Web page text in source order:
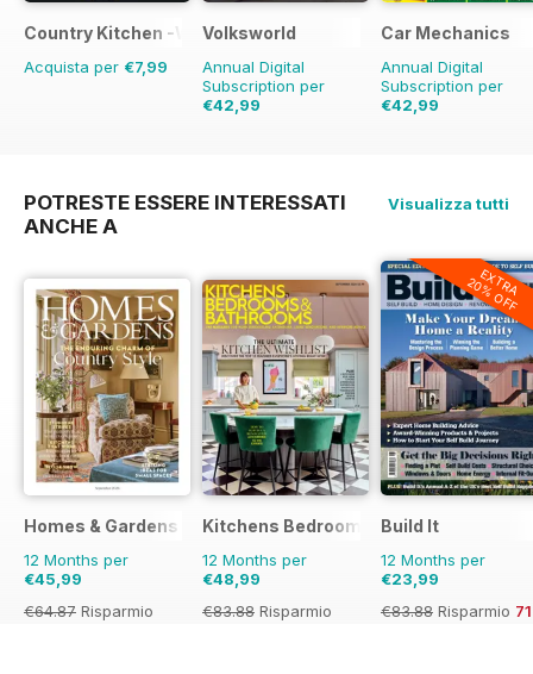
Country Kitchen -Wild Food Yr Bk
Acquista per €7,99
Volksworld
Annual Digital
Subscription per
€42,99
Car Mechanics
Annual Digital
Subscription per
€42,99
POTRESTE ESSERE INTERESSATI
ANCHE A
Visualizza tutti
Homes & Gardens
12 Months per
€45,99
€64.87 Risparmio
Kitchens Bedrooms & Bathrooms
12 Months per
€48,99
€83.88 Risparmio
EXTRA
20% OFF
Build It
12 Months per
€23,99
€83.88 Risparmio